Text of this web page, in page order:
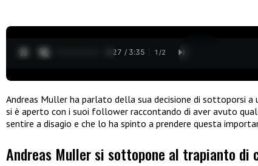
0:28 / 3:35 1 /2
Andreas Muller ha parlato della sua decisione di sottoporsi
si è aperto con i suoi follower raccontando di aver avuto
sentire a disagio e che lo ha spinto a prendere questa
Andreas Muller si sottopone al trapianto di